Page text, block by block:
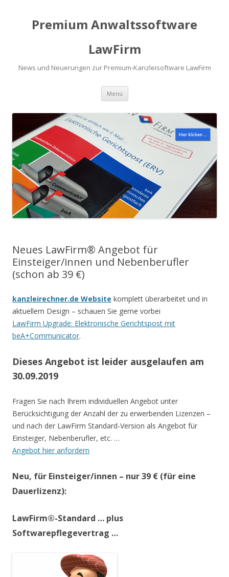
Premium Anwaltssoftware
LawFirm
News und Neuerungen zur Premium-Kanzleisoftware LawFirm
Menü
Neues LawFirm® Angebot für
Einsteiger/innen und Nebenberufler
(schon ab 39 €)
kanzleirechner.de Website komplett überarbeitet und in
aktuellem Design – schauen Sie gerne vorbei
LawFirm Upgrade: Elektronische Gerichtspost mit
beA+Communicator.
Dieses Angebot ist leider ausgelaufen am
30.09.2019
Fragen Sie nach Ihrem individuellen Angebot unter
Berücksichtigung der Anzahl der zu erwerbenden Lizenzen –
und nach der LawFirm Standard-Version als Angebot für
Einsteiger, Nebenberufler, etc. …
Angebot hier anfordern
Neu, für Einsteiger/innen – nur 39 € (für eine
Dauerlizenz):
LawFirm®-Standard … plus
Softwarepflegevertrag …